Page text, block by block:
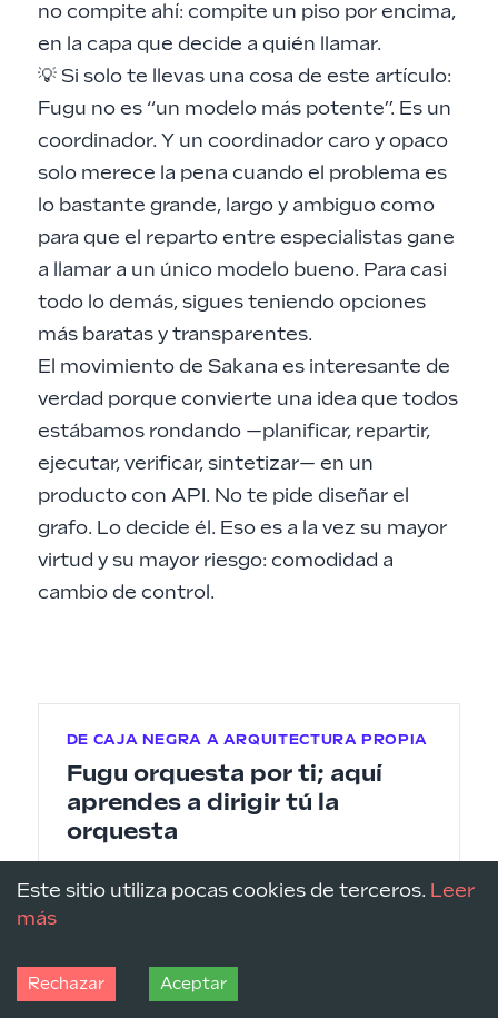
Este sitio utiliza pocas cookies de terceros. Leer
más
Rechazar Aceptar
no compite ahí: compite un piso por encima,
en la capa que decide a quién llamar.
💡 Si solo te llevas una cosa de este artículo:
Fugu no es “un modelo más potente”. Es un
coordinador. Y un coordinador caro y opaco
solo merece la pena cuando el problema es
lo bastante grande, largo y ambiguo como
para que el reparto entre especialistas gane
a llamar a un único modelo bueno. Para casi
todo lo demás, sigues teniendo opciones
más baratas y transparentes.
El movimiento de Sakana es interesante de
verdad porque convierte una idea que todos
estábamos rondando —planificar, repartir,
ejecutar, verificar, sintetizar— en un
producto con API. No te pide diseñar el
grafo. Lo decide él. Eso es a la vez su mayor
virtud y su mayor riesgo: comodidad a
cambio de control.
DE CAJA NEGRA A ARQUITECTURA PROPIA
Fugu orquesta por ti; aquí
aprendes a dirigir tú la
orquesta
coordina su pool de modelos. En esta
guardarraíles, memoria, skills, MCP y